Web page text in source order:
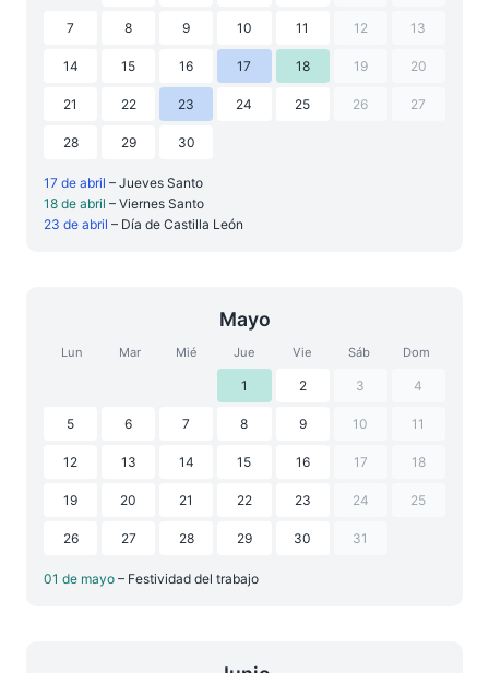
7 8 9 10 11 12 13
14 15 16 17 18 19 20
21 22 23 24 25 26 27
28 29 30
17 de abril – Jueves Santo
18 de abril – Viernes Santo
23 de abril – Día de Castilla León
Mayo
Lun Mar Mié Jue Vie Sáb Dom
1 2 3 4
5 6 7 8 9 10 11
12 13 14 15 16 17 18
19 20 21 22 23 24 25
26 27 28 29 30 31
01 de mayo – Festividad del trabajo